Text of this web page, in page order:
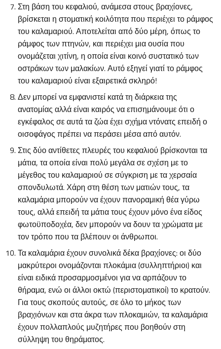
Στη βάση του κεφαλιού, ανάμεσα στους βραχίονες,
βρίσκεται η στοματική κοιλότητα που περιέχει το ράμφος
του καλαμαριού. Αποτελείται από δύο μέρη, όπως το
ράμφος των πτηνών, και περιέχει μια ουσία που
ονομάζεται χιτίνη, η οποία είναι κοινό συστατικό των
οστράκων των μαλακίων. Αυτό εξηγεί γιατί το ράμφος
του καλαμαριού είναι εξαιρετικά σκληρό!
Δεν μπορεί να εμφανιστεί κατά τη διάρκεια της
ανατομίας αλλά είναι καιρός να επισημάνουμε ότι ο
εγκέφαλος σε αυτά τα ζώα έχει σχήμα ντόνατς επειδή ο
οισοφάγος πρέπει να περάσει μέσα από αυτόν.
Στις δύο αντίθετες πλευρές του κεφαλιού βρίσκονται τα
μάτια, τα οποία είναι πολύ μεγάλα σε σχέση με το
μέγεθος του καλαμαριού σε σύγκριση με τα χερσαία
σπονδυλωτά. Χάρη στη θέση των ματιών τους, τα
καλαμάρια μπορούν να έχουν πανοραμική θέα γύρω
τους, αλλά επειδή τα μάτια τους έχουν μόνο ένα είδος
φωτοϋποδοχέα, δεν μπορούν να δουν τα χρώματα με
τον τρόπο που τα βλέπουν οι άνθρωποι.
Τα καλαμάρια έχουν συνολικά δέκα βραχίονες: οι δύο
μακρύτεροι ονομάζονται πλοκάμια (συλληπτήριοι) και
είναι ειδικά προσαρμοσμένοι για να αρπάζουν το
θήραμα, ενώ οι άλλοι οκτώ (περιστοματικοί) το κρατούν.
Για τους σκοπούς αυτούς, σε όλο το μήκος των
βραχιόνων και στα άκρα των πλοκαμιών, τα καλαμάρια
έχουν πολλαπλούς μυζητήρες που βοηθούν στη
σύλληψη του θηράματος.